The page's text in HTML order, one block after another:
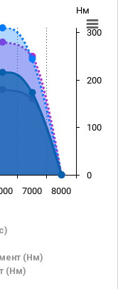
Нм
(Нм)
(Нм)
7000 8000
0
100
200
300